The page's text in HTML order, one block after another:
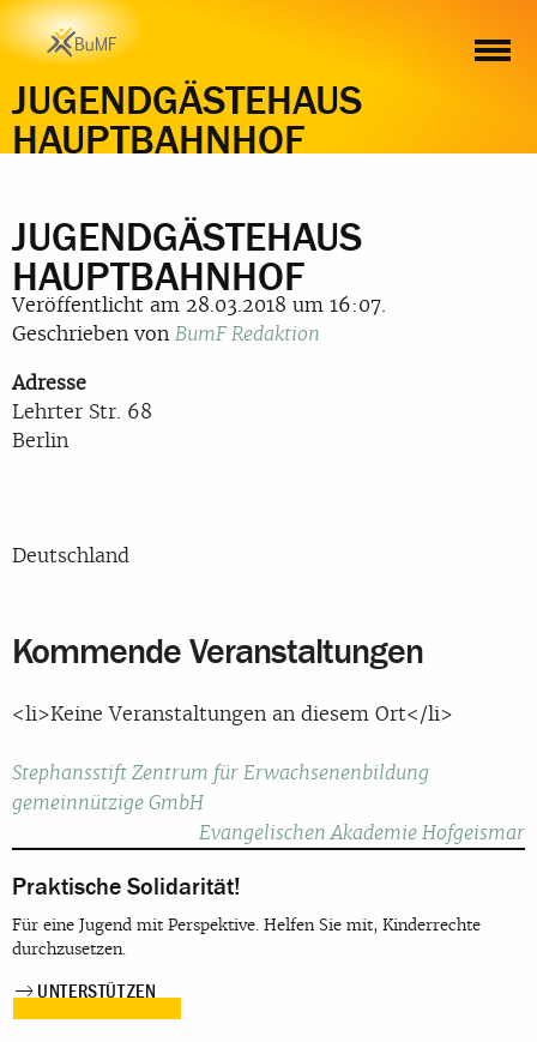
JUGENDGÄSTEHAUS
HAUPTBAHNHOF
JUGENDGÄSTEHAUS
HAUPTBAHNHOF
Veröffentlicht am 28.03.2018 um 16:07.
Geschrieben von BumF Redaktion
Adresse
Lehrter Str. 68
Berlin
Deutschland
Kommende Veranstaltungen
<li>Keine Veranstaltungen an diesem Ort</li>
Beitragsnavigation
Stephansstift Zentrum für Erwachsenenbildung
gemeinnützige GmbH
Evangelischen Akademie Hofgeismar
Praktische Solidarität!
Für eine Jugend mit Perspektive. Helfen Sie mit, Kinderrechte
durchzusetzen.
UNTERSTÜTZEN